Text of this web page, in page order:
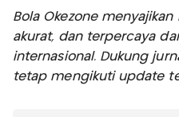
Bola Okezone
akurat, dan terpercaya
internasional. Dukung
tetap mengikuti update